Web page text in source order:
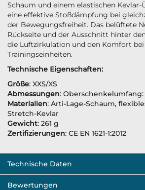
Schaum und einem elastischen
eine effektive Stoßdämpfung bei
der Bewegungsfreiheit. Das belüftete
Rückseite und der Ausschnitt hinter
die Luftzirkulation und den Komfort
Trainingseinheiten.
Technische Eigenschaften:
Größe: XXS/XS
Abmessungen: Oberschenkelumfang:
Materialien: Arti-Lage-Schaum,
Stretch-Kevlar
Gewicht: 261 g
Zertifizierungen: CE EN 1621-1:2012
Technische Daten
Bewertungen